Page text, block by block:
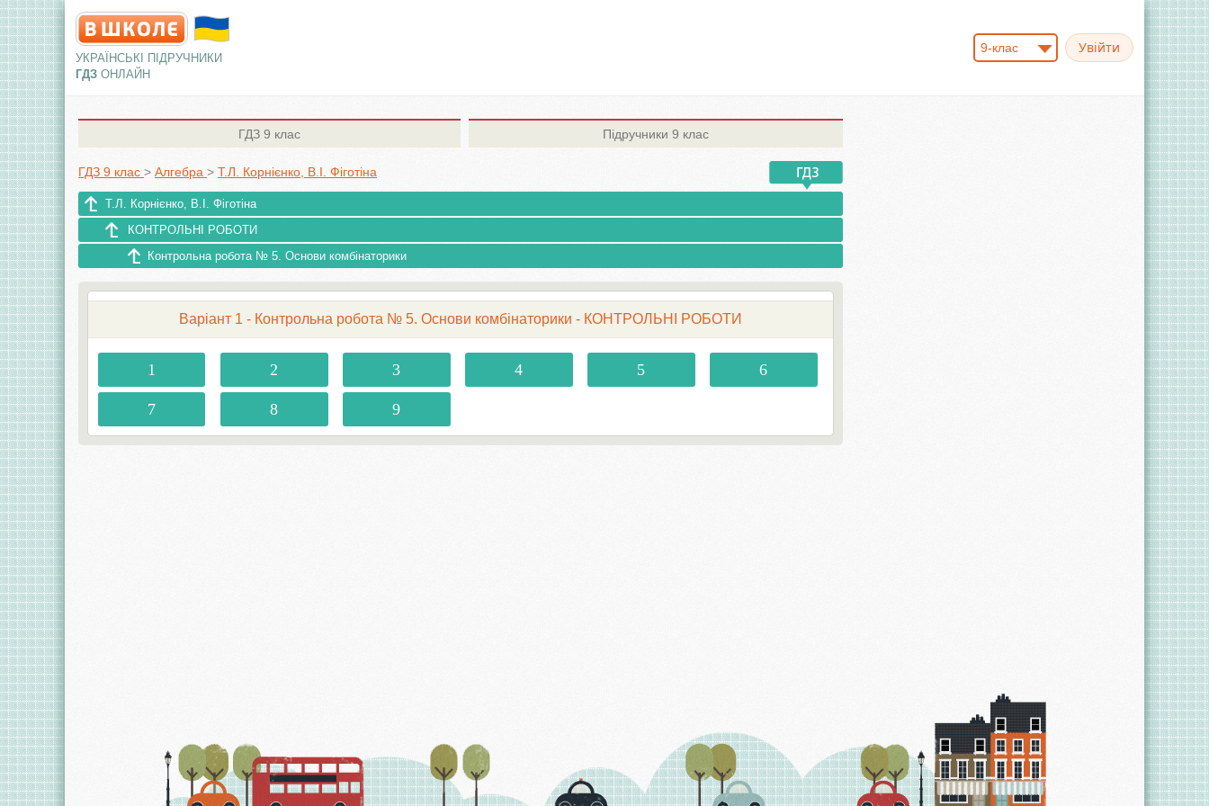
УКРАЇНСЬКІ ПІДРУЧНИКИ
ГДЗ ОНЛАЙН
9-клас
ГДЗ 9 клас Підручники 9 клас
ГДЗ 9 клас > Алгебра > Т.Л. Корнієнко, В.І. Фіготіна
Т.Л. Корнієнко, В.І. Фіготіна
КОНТРОЛЬНІ РОБОТИ
Контрольна робота № 5. Основи комбінаторики
Варіант 1 - Контрольна робота № 5. Основи комбінаторики - КОНТРОЛЬНІ РОБОТИ
1 2 3 4 5 6
7 8 9